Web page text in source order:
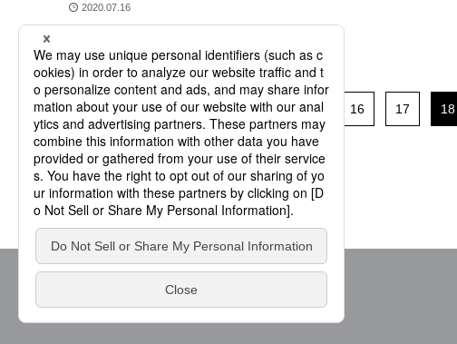
2020.07.16
1 ... 16 17 18